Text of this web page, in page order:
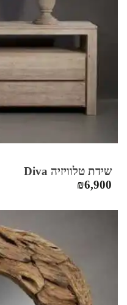
שידת טלוויזיה Diva
₪6,900